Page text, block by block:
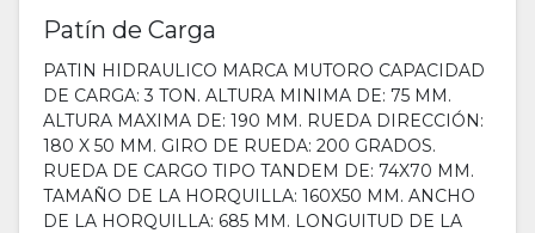
Patín de Carga
PATIN HIDRAULICO MARCA MUTORO CAPACIDAD
DE CARGA: 3 TON. ALTURA MINIMA DE: 75 MM.
ALTURA MAXIMA DE: 190 MM. RUEDA DIRECCIÓN:
180 X 50 MM. GIRO DE RUEDA: 200 GRADOS.
RUEDA DE CARGO TIPO TANDEM DE: 74X70 MM.
TAMAÑO DE LA HORQUILLA: 160X50 MM. ANCHO
DE LA HORQUILLA: 685 MM. LONGUITUD DE LA